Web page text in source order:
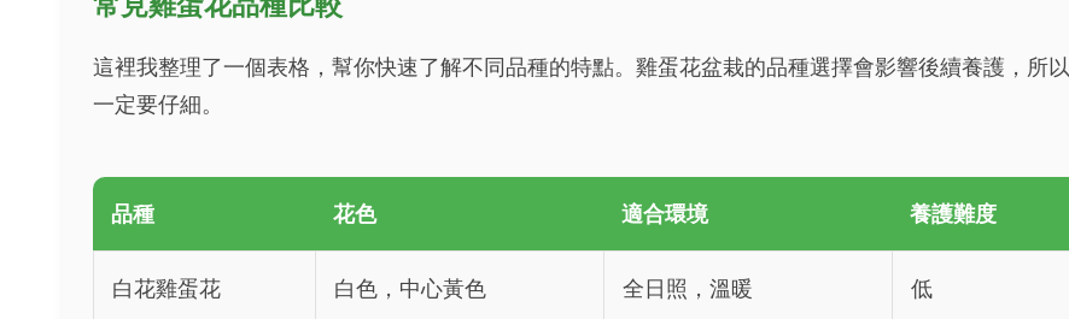
這裡我整理了一個表格，幫你快速了解不同品種的特點。雞蛋花盆栽的品種選擇會影響後續養護，所以
一定要仔細。
品種 花色 適合環境 養護難度
白花雞蛋花 白色，中心黃色 全日照，溫暖 低